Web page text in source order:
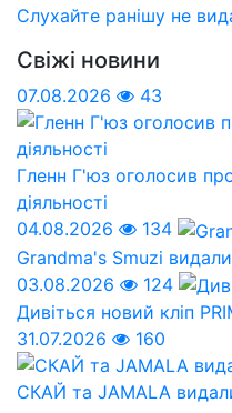
Слухайте ранішу не
Свіжі новини
07.08.2026 43
Гленн Г'юз оголосив
діяльності
04.08.2026
134
Grandma's Smuzi
03.08.2026
124
Дивіться новий кліп
31.07.2026
160
СКАЙ та JAMALA